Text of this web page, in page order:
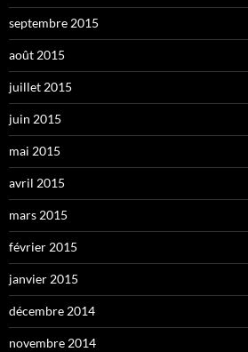
septembre 2015
août 2015
juillet 2015
juin 2015
mai 2015
avril 2015
mars 2015
février 2015
janvier 2015
décembre 2014
novembre 2014